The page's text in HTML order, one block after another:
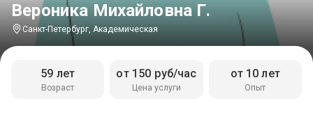
Вероника Михайловна Г.
Санкт-Петербург, Академическая
Возраст
59 лет
Цена услуги
от 150 руб/час
Опыт
от 10 лет